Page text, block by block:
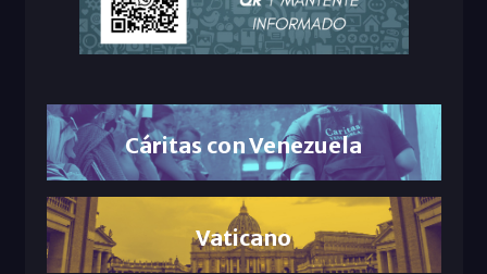
Cáritas con Venezuela
Vaticano